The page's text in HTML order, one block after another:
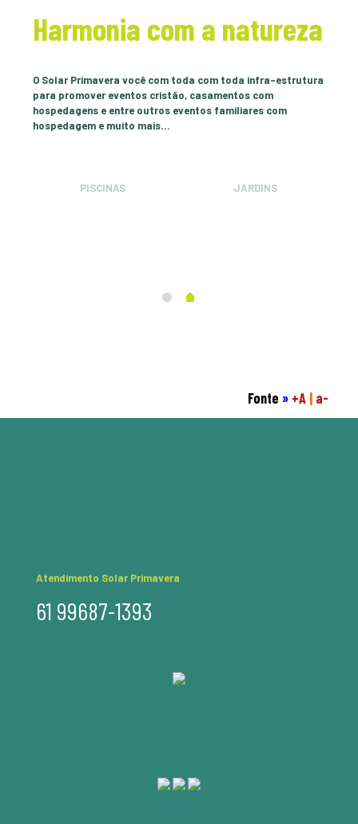
Harmonia com a natureza
O Solar Primavera você com toda com toda infra-estrutura
para promover eventos cristão, casamentos com
hospedagens e entre outros eventos familiares com
hospedagem e muito mais...
ÁREA VERDE SALÃO
Fonte » +A | a-
Atendimento Solar Primavera
61 99687-1393